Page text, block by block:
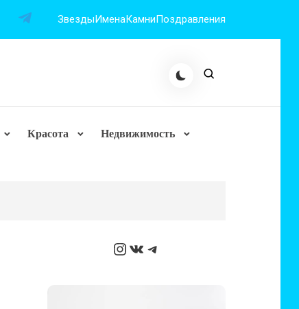
ЗвездыИменаКамниПоздравления
Красота Недвижимость
Instagram
ВКонтакте
Telegram